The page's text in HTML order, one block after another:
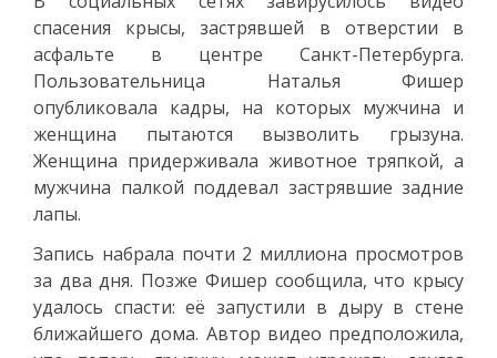
спасения крысы, застрявшей в отверстии в
асфальте в центре Санкт-Петербурга.
Пользовательница Наталья Фишер
опубликовала кадры, на которых мужчина и
женщина пытаются вызволить грызуна.
Женщина придерживала животное тряпкой, а
мужчина палкой поддевал застрявшие задние
лапы.
Запись набрала почти 2 миллиона просмотров
за два дня. Позже Фишер сообщила, что крысу
удалось спасти: её запустили в дыру в стене
ближайшего дома. Автор видео предположила,